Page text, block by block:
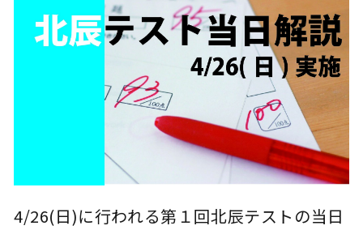
4/26(日)に行われる第１回北辰テストの当日